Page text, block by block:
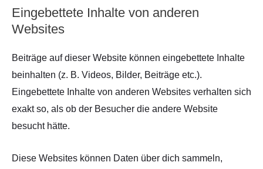
Eingebettete Inhalte von anderen
Websites
Beiträge auf dieser Website können eingebettete Inhalte
beinhalten (z. B. Videos, Bilder, Beiträge etc.).
Eingebettete Inhalte von anderen Websites verhalten sich
exakt so, als ob der Besucher die andere Website
besucht hätte.
Diese Websites können Daten über dich sammeln,